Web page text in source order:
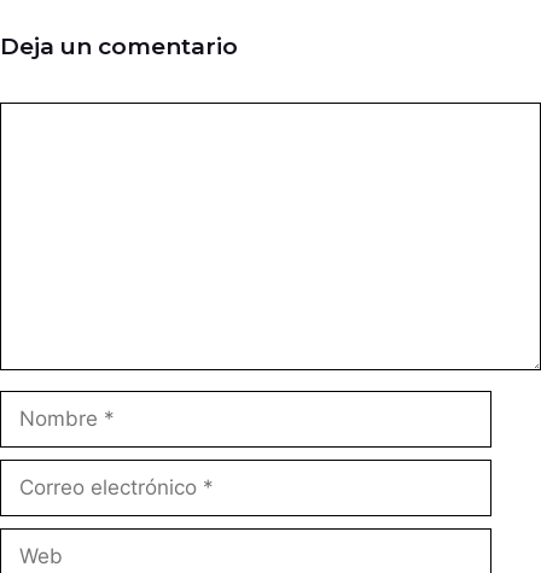
Deja un comentario
electrónico